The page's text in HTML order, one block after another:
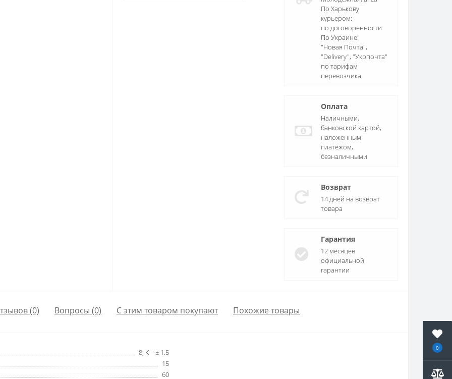
0
По Харькову
курьером:
по договоренности
По Украине:
"Новая Почта",
"Delivery", "Укрпочта"
по тарифам
перевозчика
Оплата
Наличными,
банковской картой,
наложенным
платежом,
безналичными
Возврат
14 дней на возврат
товара
Гарантия
12 месяцев
официальной
гарантии
(0) Вопросы (0) С этим товаром покупают Похожие товары
8; К = ± 1.5
15
60